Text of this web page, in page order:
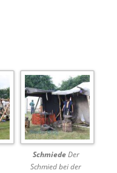
SchmiedeDer
Schmied bei der